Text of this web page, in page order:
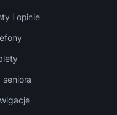
i opinie
seniora